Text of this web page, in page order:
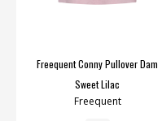
Freequent Conny Pullover Dam
Sweet Lilac
Freequent